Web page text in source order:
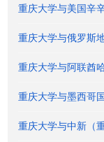
重庆大学与美国辛
重庆大学与俄罗斯
重庆大学与阿联酋
重庆大学与墨西哥
重庆大学与中新（